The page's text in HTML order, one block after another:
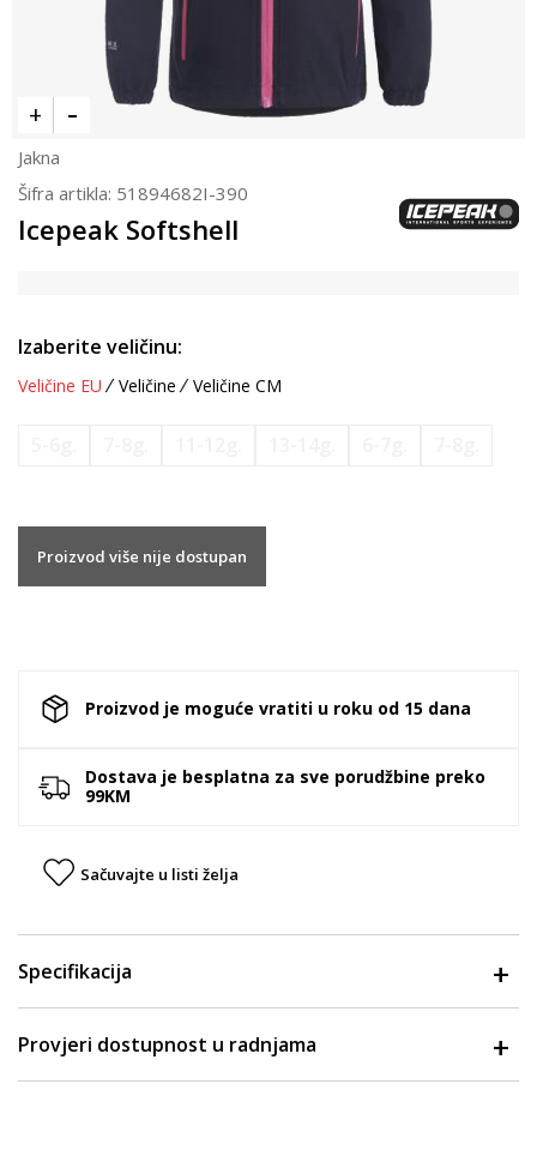
Jakna
Šifra artikla: 51894682I-390
Icepeak Softshell
Izaberite veličinu:
Veličine EU Veličine Veličine CM
Proizvod više nije dostupan
Proizvod je moguće vratiti u roku od 15 dana
Dostava je besplatna za sve porudžbine preko
99KM
Sačuvajte u listi želja
Specifikacija
Provjeri dostupnost u radnjama